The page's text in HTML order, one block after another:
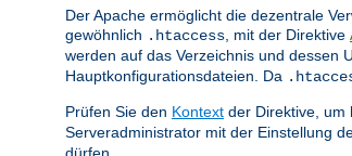
Der Apache ermöglicht die dezentrale
gewöhnlich .htaccess, mit der Direktive
werden auf das Verzeichnis und dessen
Hauptkonfigurationsdateien. Da
Prüfen Sie den Kontext der Direktive, um
Serveradministrator mit der Einstellung